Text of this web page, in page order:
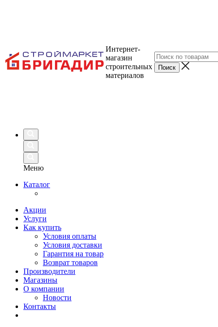
Интернет-
магазин
строительных
материалов
Меню
Каталог
Акции
Услуги
Как купить
Условия оплаты
Условия доставки
Гарантия на товар
Возврат товаров
Производители
Магазины
О компании
Новости
Контакты